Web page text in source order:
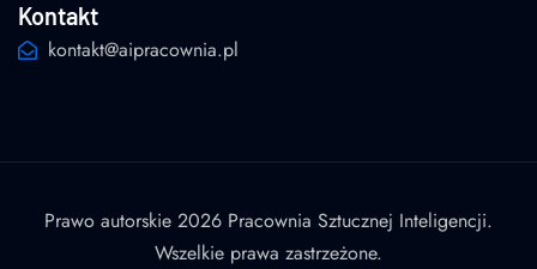
Kontakt
kontakt@aipracownia.pl
Prawo autorskie 2026 Pracownia Sztucznej Inteligencji.
Wszelkie prawa zastrzeżone.